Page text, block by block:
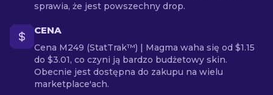
sprawia, że jest powszechny drop.
CENA
Cena M249 (StatTrak™) | Magma waha się od $1.15
do $3.01, co czyni ją bardzo budżetowy skin.
Obecnie jest dostępna do zakupu na wielu
marketplace'ach.